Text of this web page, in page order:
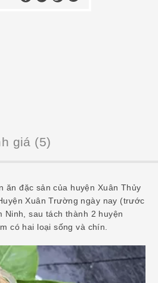
giá (5)
ăn đặc sản của huyện Xuân Thủy
Xuân Trường ngày nay (trước
Ninh, sau tách thành 2 huyện
có hai loại sống và chín.